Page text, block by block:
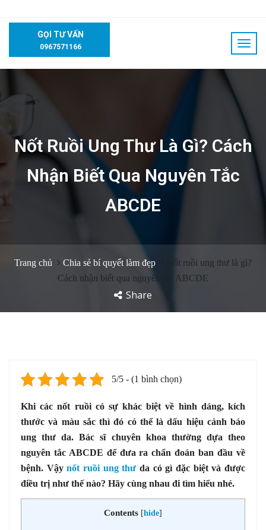
GỌI TƯ VẤN
0967571166
Nốt Ruồi Ung Thư Là Gì? Cách
Nhận Biết Qua Nguyên Tắc
ABCDE
Trang chủ Chia sẻ bí quyết làm đẹp
Nốt ruồi ung thư là gì?
Cách nhận biết qua nguyên tắc ABCDE
Share
5/5 - (1 bình chọn)
Khi các nốt ruồi có sự khác biệt về hình dáng, kích
thước và màu sắc thì đó có thể là dấu hiệu cảnh báo
ung thư da. Bác sĩ chuyên khoa thường dựa theo
nguyên tắc ABCDE để đưa ra chẩn đoán ban đầu về
bệnh. Vậynốt ruồi ung thư da có gì đặc biệt và được
điều trị như thế nào? Hãy cùng nhau đi tìm hiểu nhé.
Contents [hide]